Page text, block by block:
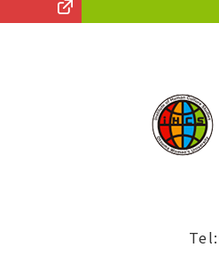
Tel: